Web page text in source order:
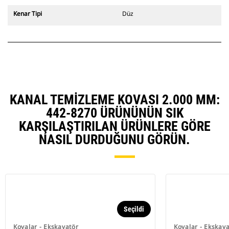
CW Özel Ataşman Değiştirici
menteşeleri kullanır. CW Özel
tüm paletli ve tekerlekli
ekskavatörler için mevcuttur.
Kenar Tipi Düz
KANAL TEMIZLEME KOVASI 2.000 MM:
442-8270 ÜRÜNÜNÜN SIK
KARŞILAŞTIRILAN ÜRÜNLERE GÖRE
NASIL DURDUĞUNU GÖRÜN.
Kovalar - Ekskavatör
Seçildi
Kovalar -